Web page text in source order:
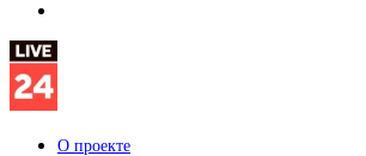
О проекте